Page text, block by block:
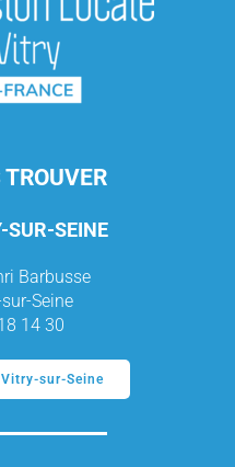
SUR-SEINE
Barbusse
Seine
14 30
sur-Seine